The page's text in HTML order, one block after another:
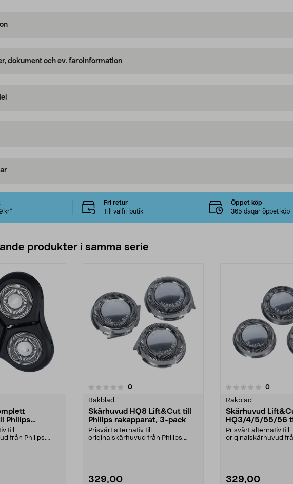
dokument och ev. faroinformation
kr*
Fri retur
Till valfri butik
Öppet köp
365 dagar öppet köp
produkter i samma serie
Philips
till
från Philips.
5 stjärnor 0recensioner
Rakblad
Skärhuvud HQ8 Lift&Cut till
Philips rakapparat, 3-pack
Prisvärt alternativ till
originalskärhuvud från Philips.
329,00
0.0 av 5 stjärnor 0
Rakblad
Skärhuvud
HQ3/4/5/55/56
rakapparat, 3-
Prisvärt alternativ till
originalskärhuvud
329,00
0.0 av 5